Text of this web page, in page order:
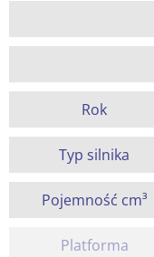
Rok
Typ silnika
Pojemność cm³
Platforma